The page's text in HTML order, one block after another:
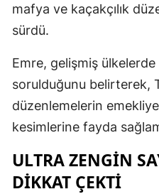
mafya ve kaçakçılık
sürdü.
Emre, gelişmiş ülkelerde
sorulduğunu belirterek,
düzenlemelerin
kesimlerine fayda
ULTRA ZENGIN
DIKKAT ÇEKTI